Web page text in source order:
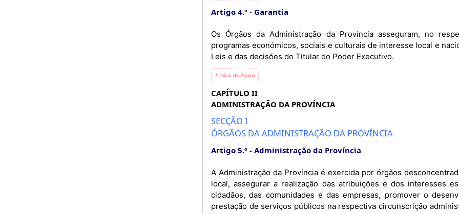
Artigo 4.º Garantia
Os Órgãos da Administração da Província asseguram, no
programas económicos, sociais e culturais de interesse local e
Leis e das decisões do Titular do Poder Executivo.
⇡ Início da Página
CAPÍTULO II
ADMINISTRAÇÃO DA PROVÍNCIA
SECÇÃO I
ÓRGÃOS DA ADMINISTRAÇÃO DA PROVÍNCIA
Artigo 5.º Administração da Província
A Administração da Província é exercida por órgãos
local, assegurar a realização das atribuições e dos interesses
cidadãos, das comunidades e das empresas, promover o
prestação de serviços públicos na respectiva circunscrição